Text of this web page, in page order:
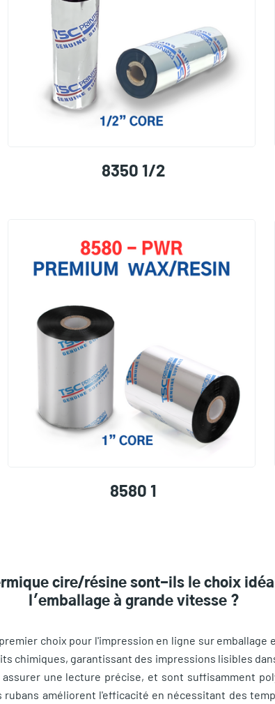
8350 1/2
8580 1
cire/résine sont-ils le choix
l'emballage à grande vitesse ?
choix pour l'impression en ligne sur
chimiques, garantissant des impressions lisibles
une lecture précise, et sont suffisamment
améliorent l'efficacité en nécessitant des